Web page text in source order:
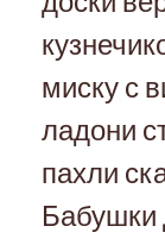
миску с
ладони
пахли
Бабушки